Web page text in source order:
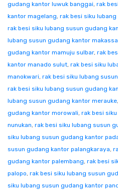
gudang kantor luwuk banggai, rak
kantor magelang, rak besi siku
rak besi siku lubang susun gudang
lubang susun gudang kantor
gudang kantor mamuju sulbar, rak
kantor manado sulut, rak besi siku
manokwari, rak besi siku lubang
rak besi siku lubang susun gudang
lubang susun gudang kantor merauke,
gudang kantor morowali, rak besi
nunukan, rak besi siku lubang susun
siku lubang susun gudang kantor
susun gudang kantor palangkaraya,
gudang kantor palembang, rak besi
palopo, rak besi siku lubang susun
siku lubang susun gudang kantor